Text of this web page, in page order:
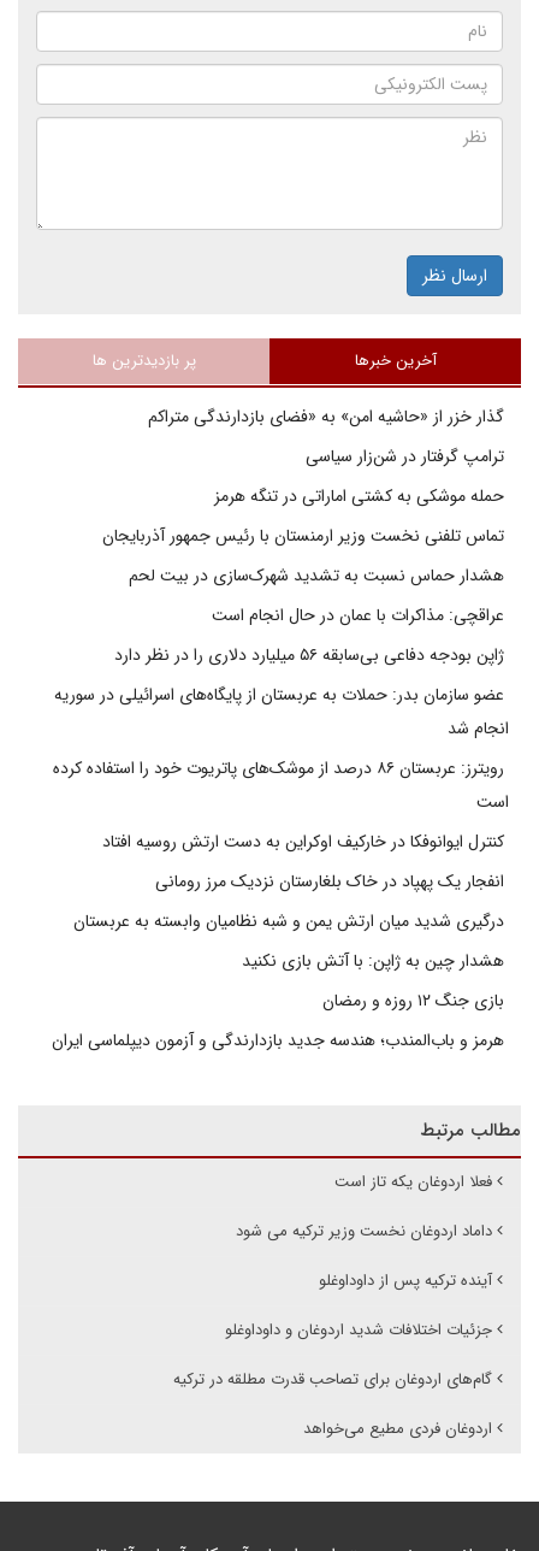
ارسال نظر
آخرین خبرها پر بازدیدترین ها
گذار خزر از «حاشیه امن» به «فضای بازدارندگی متراکم
ترامپ گرفتار در شن‌زار سیاسی
حمله موشکی به کشتی اماراتی در تنگه هرمز
تماس تلفنی نخست وزیر ارمنستان با رئیس جمهور آذربایجان
هشدار حماس نسبت به تشدید شهرک‌سازی در بیت‌ لحم
عراقچی: مذاکرات با عمان در حال انجام است
ژاپن بودجه دفاعی بی‌سابقه ۵۶ میلیارد دلاری را در نظر دارد
عضو سازمان بدر: حملات به عربستان از پایگاه‌های اسرائیلی در سوریه
انجام شد
رویترز: عربستان ۸۶ درصد از موشک‌های پاتریوت خود را استفاده کرده
است
کنترل ایوانوفکا در خارکیف اوکراین به دست ارتش روسیه افتاد
انفجار یک پهپاد در خاک بلغارستان نزدیک مرز رومانی
درگیری شدید میان ارتش یمن و شبه نظامیان وابسته به عربستان
هشدار چین به ژاپن: با آتش بازی نکنید
بازی جنگ ۱۲ روزه و رمضان
هرمز و باب‌المندب؛ هندسه جدید بازدارندگی و آزمون دیپلماسی ایران
مطالب مرتبط
فعلا اردوغان یکه تاز است
داماد اردوغان نخست وزیر ترکیه می شود
آینده ترکیه پس از داوداوغلو
جزئیات اختلافات شدید اردوغان و داوداوغلو
گام‌های اردوغان برای تصاحب قدرت مطلقه در ترکیه
اردوغان فردی مطیع می‌خواهد